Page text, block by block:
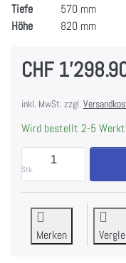
Tiefe
570 mm
Höhe
820 mm
CHF
inkl. MwSt. zzgl.
Wird bestellt 2-5
Stk.
FORS
Merken